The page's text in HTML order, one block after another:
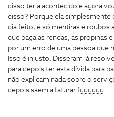
disso teria acontecido e agora
disso? Porque ela simplesmente
dia feito, é só mentiras e roubos
que paga as rendas, as propinas
por um erro de uma pessoa que
Isso é injusto. Disseram já
para depois ter esta dívida para
não explicam nada sobre o
depois saem a faturar fgggggg